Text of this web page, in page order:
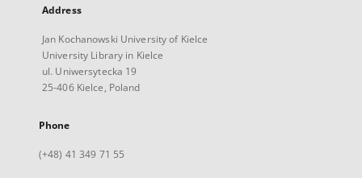
Address
Jan Kochanowski University of Kielce
University Library in Kielce
ul. Uniwersytecka 19
25-406 Kielce, Poland
Phone
(+48) 41 349 71 55